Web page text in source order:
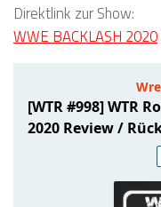
Direktlink zur Show:
WWE BACKLASH 2020